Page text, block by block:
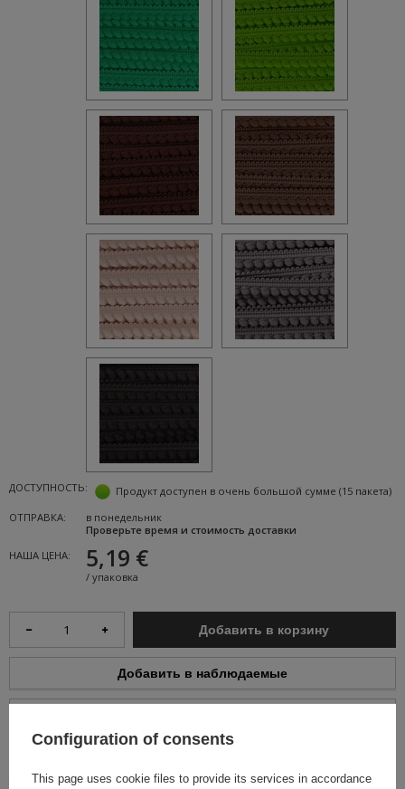
ДОСТУПНОСТЬ: Продукт доступен в очень большой сумме (15 пакета)
ОТПРАВКА:
в понедельник
Проверьте время и стоимость доставки
НАША ЦЕНА:
5,19 €
/ упаковка
Добавить в корзину
Добавить в наблюдаемые
ЛЕГКИЙ ВОЗВРАТ ТОВАРА
Configuration of consents
This page uses cookie files to provide its services in accordance